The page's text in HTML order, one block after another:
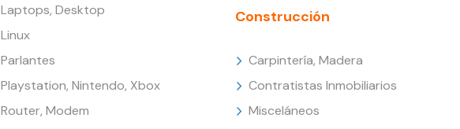
Laptops, Desktop
Linux
Parlantes
Playstation, Nintendo, Xbox
Router, Modem
Construcción
Carpintería, Madera
Contratistas Inmobiliarios
Misceláneos